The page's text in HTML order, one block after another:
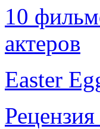
10
актеров
Easter